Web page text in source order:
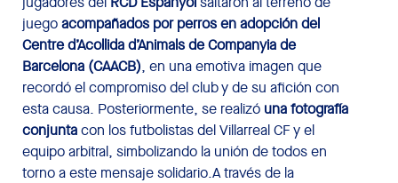
juegoacompañados por perros en adopción del
Centre d’Acollida d’Animals de Companyia de
Barcelona (CAACB), en una emotiva imagen que
recordó el compromiso del club y de su afición con
esta causa. Posteriormente, se realizó una fotografía
conjuntacon los futbolistas del Villarreal CF y el
equipo arbitral, simbolizando la unión de todos en
torno a este mensaje solidario.A través de la